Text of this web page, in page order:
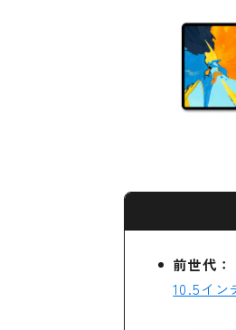
前世代：
10.5イン